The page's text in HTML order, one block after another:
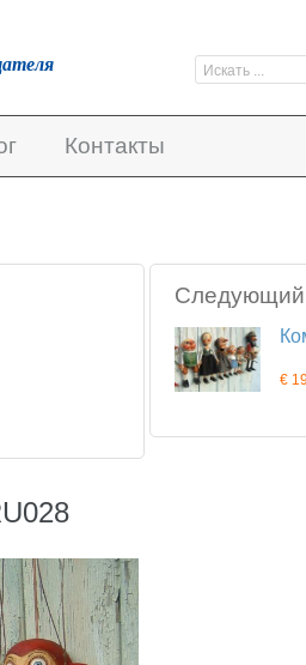
Контакты
Следующий
€